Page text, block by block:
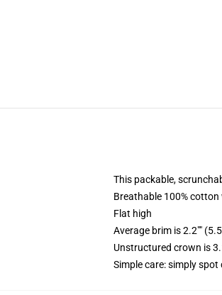
This packable,
Breathable 100%
Flat high
Average brim is 2.2""
Unstructured crown is
Simple care: simply